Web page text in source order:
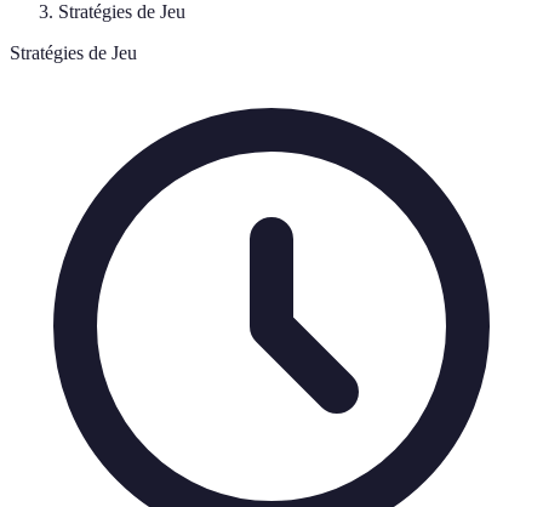
Stratégies de Jeu
Stratégies de Jeu